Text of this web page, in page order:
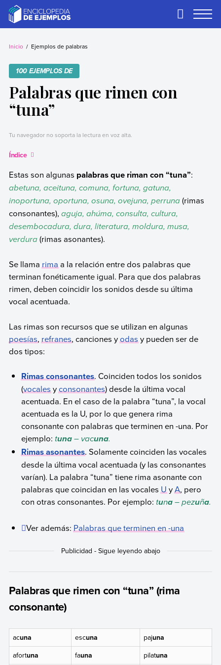
contentEjemplos
Necesitas ejemplos.
Primary
Inicio Ejemplos de palabras
100 EJEMPLOS DE
Palabras que rimen con
“tuna”
Tu navegador no soporta la lectura en voz alta.
Índice
Estas son algunas palabras que riman con “tuna”:
abetuna, aceituna, comuna, fortuna, gatuna,
inoportuna, oportuna, osuna, ovejuna, perruna(rimas
consonantes), aguja, ahúma, consulta, cultura,
desembocadura, dura, literatura, moldura, musa,
verdura(rimas asonantes).
Se llamarimaa la relación entre dos palabras que
terminan fonéticamente igual. Para que dos palabras
rimen, deben coincidir los sonidos desde su última
vocal acentuada.
Las rimas son recursos que se utilizan en algunas
poesías,refranes, canciones yodasy pueden ser de
dos tipos:
Rimas consonantes. Coinciden todos los sonidos
(vocalesyconsonantes) desde la última vocal
acentuada. En el caso de la palabra “tuna”, la vocal
acentuada es la U, por lo que genera rima
consonante con palabras que terminen en -una. Por
ejemplo: tuna – vacuna.
Rimas asonantes. Solamente coinciden las vocales
desde la última vocal acentuada (y las consonantes
varían). La palabra “tuna” tiene rima asonante con
palabras que coincidan en las vocalesUyA, pero
con otras consonantes. Por ejemplo: tuna – pezuña.
Ver además:Palabras que terminen en -una
Palabras que rimen con “tuna” (rima
consonante)
acuna escuna pajuna
afortuna fauna pilatuna